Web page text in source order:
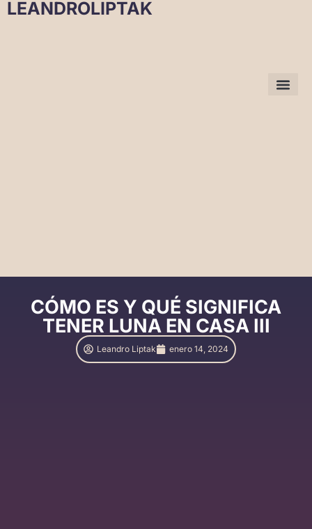
LEANDROLIPTAK
CÓMO ES Y QUÉ SIGNIFICA
TENER LUNA EN CASA III
Leandro Liptak enero 14, 2024